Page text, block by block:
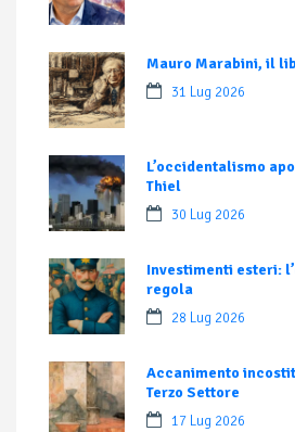
Mauro Marabini, il
31 Lug 2026
L’occidentalismo
Thiel
30 Lug 2026
Investimenti esteri:
regola
28 Lug 2026
Accanimento
Terzo Settore
17 Lug 2026